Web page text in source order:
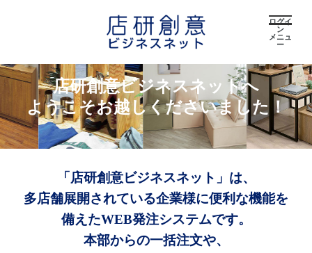
ログイ
ン
メニュ
ー
店研創意ビジネスネットへ
ようこそお越しくださいました！
「店研創意ビジネスネット」は、
多店舗展開されている企業様に便利な機能を
備えたWEB発注システムです。
本部からの一括注文や、